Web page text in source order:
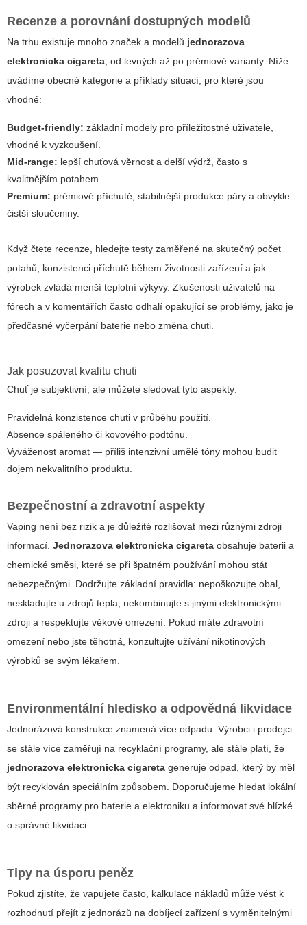
Recenze a porovnání dostupných modelů
Na trhu existuje mnoho značek a modelů jednorazova
elektronicka cigareta , od levných až po prémiové varianty. Níže
uvádíme obecné kategorie a příklady situací, pro které jsou
vhodné:
Budget-friendly: základní modely pro příležitostné uživatele,
vhodné k vyzkoušení.
Mid-range: lepší chuťová věrnost a delší výdrž, často s
kvalitnějším potahem.
Premium: prémiové příchutě, stabilnější produkce páry a obvykle
čistší sloučeniny.
Když čtete recenze, hledejte testy zaměřené na skutečný počet
potahů, konzistenci příchutě během životnosti zařízení a jak
výrobek zvládá menší teplotní výkyvy. Zkušenosti uživatelů na
fórech a v komentářích často odhalí opakující se problémy, jako je
předčasné vyčerpání baterie nebo změna chuti.
Jak posuzovat kvalitu chuti
Chuť je subjektivní, ale můžete sledovat tyto aspekty:
Pravidelná konzistence chuti v průběhu použití.
Absence spáleného či kovového podtónu.
Vyváženost aromat — příliš intenzivní umělé tóny mohou budit
dojem nekvalitního produktu.
Bezpečnostní a zdravotní aspekty
Vaping není bez rizik a je důležité rozlišovat mezi různými zdroji
informací. Jednorazova elektronicka cigareta obsahuje baterii a
chemické směsi, které se při špatném používání mohou stát
nebezpečnými. Dodržujte základní pravidla: nepoškozujte obal,
neskladujte u zdrojů tepla, nekombinujte s jinými elektronickými
zdroji a respektujte věkové omezení. Pokud máte zdravotní
omezení nebo jste těhotná, konzultujte užívání nikotinových
výrobků se svým lékařem.
Environmentální hledisko a odpovědná likvidace
Jednorázová konstrukce znamená více odpadu. Výrobci i prodejci
se stále více zaměřují na recyklační programy, ale stále platí, že
jednorazova elektronicka cigareta generuje odpad, který by měl
být recyklován speciálním způsobem. Doporučujeme hledat lokální
sběrné programy pro baterie a elektroniku a informovat své blízké
o správné likvidaci.
Tipy na úsporu peněz
Pokud zjistíte, že vapujete často, kalkulace nákladů může vést k
rozhodnutí přejít z jednorázů na dobíjecí zařízení s vyměnitelnými